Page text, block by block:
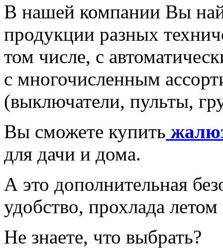
В нашей компании Вы
продукции разных
том числе, с
с многочисленным
(выключатели, пульты,
Вы сможете купить
для дачи и дома.
А это дополнительная
удобство, прохлада
Не знаете, что выбрать?